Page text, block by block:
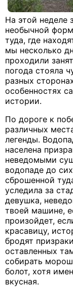
На этой неделе
необычной
туда, где
мы несколько
проходили
погода стояла
разных
особенностях
истории.
По дороге к
различных
легенды.
населена
неведомыми
водопаде до
сброшенной
уследила за
девушка,
твоей машине,
произойдет,
красавицу,
бродят
оставленных
собирать
болот, хотя
вкусная.